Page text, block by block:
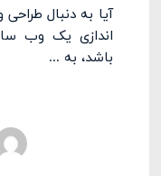
آیا به دنبال
اندازی یک وب
باشد، به ...